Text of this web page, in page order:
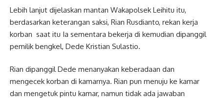
Lebih lanjut dijelaskan mantan Wakapolsek Leihitu itu,
berdasarkan keterangan saksi, Rian Rusdianto, rekan kerja
korban saat itu Ia sementara bekerja di kemudian dipanggil
pemilik bengkel, Dede Kristian Sulastio.
Rian dipanggil Dede menanyakan keberadaan dan
mengecek korban di kamarnya. Rian pun menuju ke kamar
dan mengetuk pintu kamar, namun tidak ada jawaban